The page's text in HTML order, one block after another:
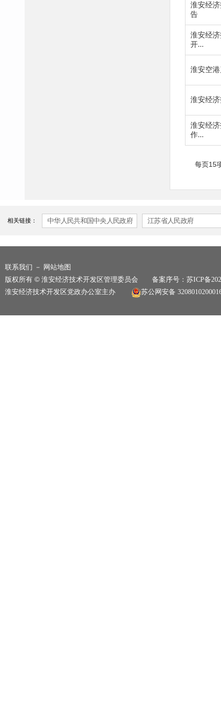
淮安经
告
淮安经
开...
淮安空
淮安经
淮安经
作...
每页15
相关链接： 中华人民共和国中央人民政府 江苏省人民政府
联系我们 － 网站地图
版权所有 © 淮安经济技术开发区管理委员会 备案序号： 苏ICP备
淮安经济技术开发区党政办公室主办 苏公网安备